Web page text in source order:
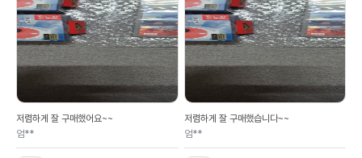
저렴하게 잘 구매했어요~~
엄**
저렴하게 잘 구매했습니다~~
엄**